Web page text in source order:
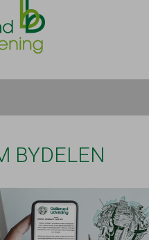
BYDELEN